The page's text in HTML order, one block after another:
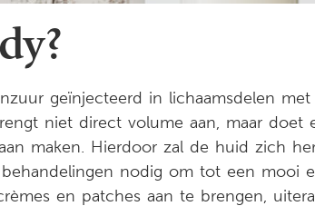
geïnjecteerd in lichaamsdelen
niet direct volume aan, maar
maken. Hierdoor zal de huid zich
nodig om tot een mooi
en patches aan te brengen,